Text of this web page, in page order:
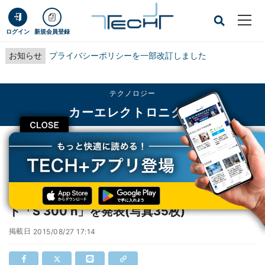
ログイン 新規会員登録
お知らせ プライバシーポリシーを一部改訂しました
CLOSE
テクノロジー
カーエレクトロニクス
TECH+ テクノロジー
カーエレクトロニクス
メルセデス・ベンツ、ディーゼルハイブリッド「S 300 h」を発表(写真35枚)
メルセデス・ベンツ、ディーゼルハイブリッ
ド「S 300 h」を発表(写真35枚)
掲載日 2015/08/27 17:14